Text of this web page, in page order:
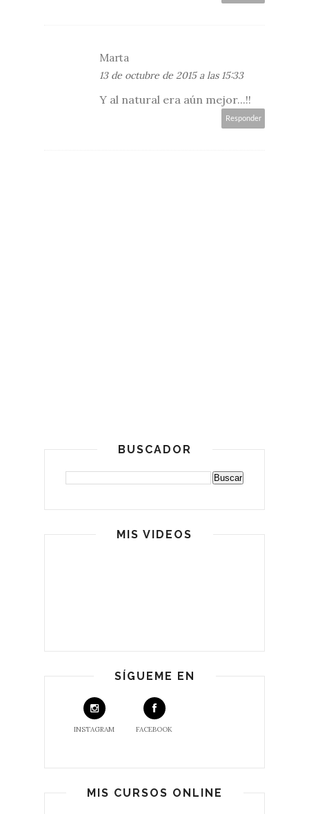
Marta
13 de octubre de 2015 a las 15:33
Y al natural era aún mejor...!!
Responder
BUSCADOR
MIS VIDEOS
SÍGUEME EN
INSTAGRAM FACEBOOK
MIS CURSOS ONLINE